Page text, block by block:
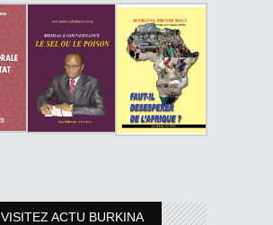
VISITEZ ACTU BURKINA